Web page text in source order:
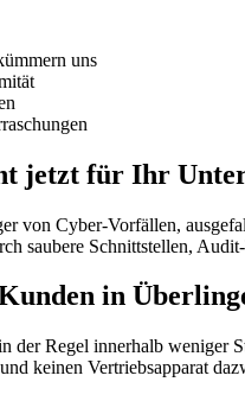
uns
jetzt für Ihr
von Cyber-Vorfällen,
saubere Schnittstellen,
in
der Regel innerhalb weniger
keinen Vertriebsapparat